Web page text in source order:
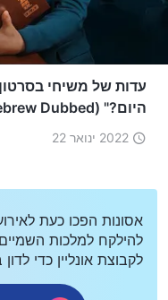
עדות של משיחי
היום?" (Hebrew Dubbed)
2022 ינואר 22
אסונות הפכו כעת
להילקח למלכות
לקבוצת אונליין כדי